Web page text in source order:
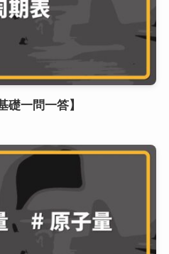
礎一問一答】